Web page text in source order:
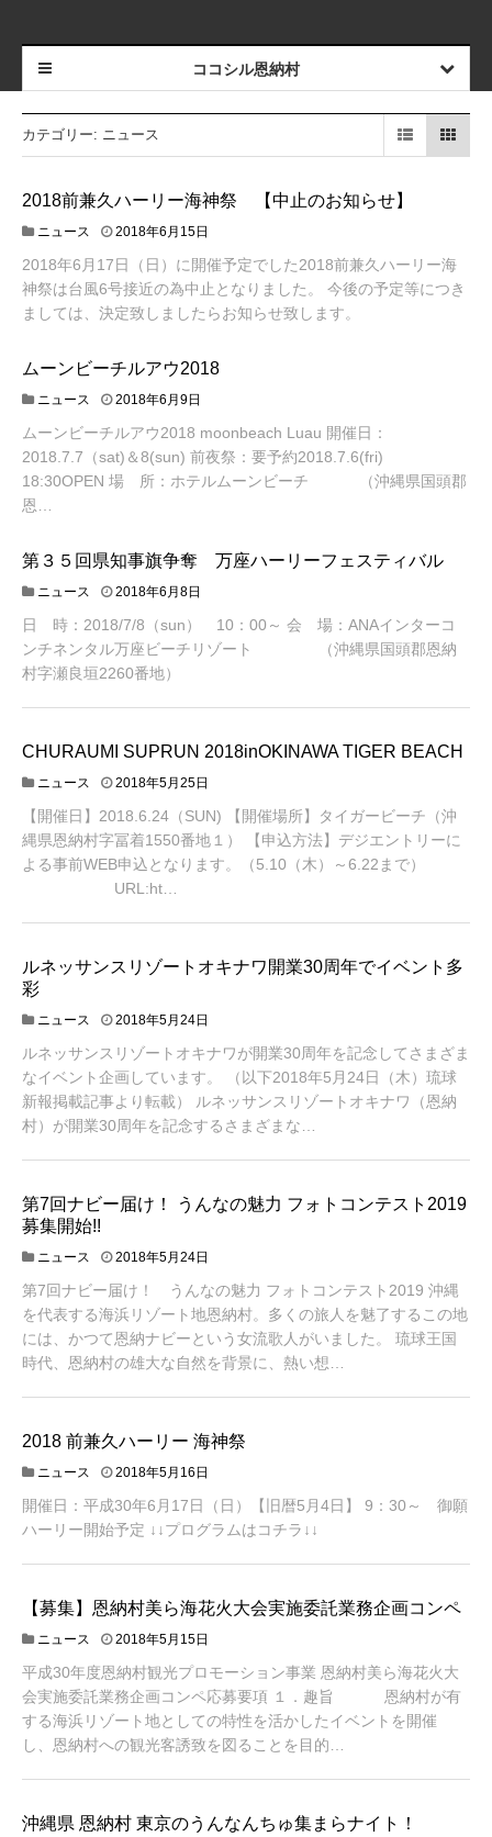
ココシル恩納村
カテゴリー: ニュース
2018前兼久ハーリー海神祭 【中止のお知らせ】
ニュース 2018年6月15日
2018年6月17日（日）に開催予定でした2018前兼久ハーリー海
神祭は台風6号接近の為中止となりました。 今後の予定等につき
ましては、決定致しましたらお知らせ致します。
ムーンビーチルアウ2018
ニュース 2018年6月9日
ムーンビーチルアウ2018 moonbeach Luau 開催日：
2018.7.7（sat)＆8(sun) 前夜祭：要予約2018.7.6(fri)
18:30OPEN 場 所：ホテルムーンビーチ （沖縄県国頭郡
恩…
第３５回県知事旗争奪 万座ハーリーフェスティバル
ニュース 2018年6月8日
日 時：2018/7/8（sun） 10：00～ 会 場：ANAインターコ
ンチネンタル万座ビーチリゾート （沖縄県国頭郡恩納
村字瀬良垣2260番地）
CHURAUMI SUPRUN 2018inOKINAWA TIGER BEACH
ニュース 2018年5月25日
【開催日】2018.6.24（SUN) 【開催場所】タイガービーチ（沖
縄県恩納村字冨着1550番地１） 【申込方法】デジエントリーに
よる事前WEB申込となります。（5.10（木）～6.22まで）
URL:ht…
ルネッサンスリゾートオキナワ開業30周年でイベント多
彩
ニュース 2018年5月24日
ルネッサンスリゾートオキナワが開業30周年を記念してさまざま
なイベント企画しています。 （以下2018年5月24日（木）琉球
新報掲載記事より転載） ルネッサンスリゾートオキナワ（恩納
村）が開業30周年を記念するさまざまな…
第7回ナビー届け！ うんなの魅力 フォトコンテスト2019
募集開始!!
ニュース 2018年5月24日
1
9
年
4
月
第7回ナビー届け！ うんなの魅力 フォトコンテスト2019 沖縄
を代表する海浜リゾート地恩納村。多くの旅人を魅了するこの地
には、かつて恩納ナビーという女流歌人がいました。 琉球王国
時代、恩納村の雄大な自然を背景に、熱い想…
2018 前兼久ハーリー 海神祭
ニュース 2018年5月16日
開催日：平成30年6月17日（日）【旧暦5月4日】 9：30～ 御願
ハーリー開始予定 ↓↓プログラムはコチラ↓↓
【募集】恩納村美ら海花火大会実施委託業務企画コンペ
ニュース 2018年5月15日
平成30年度恩納村観光プロモーション事業 恩納村美ら海花火大
会実施委託業務企画コンペ応募要項 １．趣旨 恩納村が有
する海浜リゾート地としての特性を活かしたイベントを開催
し、恩納村への観光客誘致を図ることを目的…
沖縄県 恩納村 東京のうんなんちゅ集まらナイト！